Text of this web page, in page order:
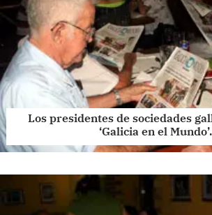
Los presidentes de sociedades
‘Galicia en el Mundo’.